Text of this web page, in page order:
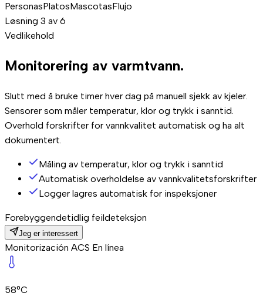
PersonasPlatosMascotasFlujo
Løsning 3 av 6
Vedlikehold
Monitorering av varmtvann.
Slutt med å bruke timer hver dag på manuell sjekk av kjeler.
Sensorer som måler temperatur, klor og trykk i sanntid.
Overhold forskrifter for vannkvalitet automatisk og ha alt
dokumentert.
Måling av temperatur, klor og trykk i sanntid
Automatisk overholdelse av vannkvalitetsforskrifter
Logger lagres automatisk for inspeksjoner
Forebyggendetidlig feildeteksjon
Jeg er interessert
Monitorización ACS En línea
58°C